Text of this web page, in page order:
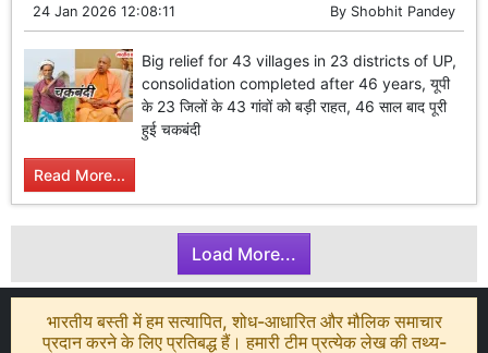
24 Jan 2026 12:08:11 By Shobhit Pandey
Big relief for 43 villages in 23 districts of UP,
consolidation completed after 46 years, यूपी
के 23 जिलों के 43 गांवों को बड़ी राहत, 46 साल बाद पूरी
हुई चकबंदी
Read More...
Load More...
भारतीय बस्ती में हम सत्यापित, शोध-आधारित और मौलिक समाचार
प्रदान करने के लिए प्रतिबद्ध हैं। हमारी टीम प्रत्येक लेख की तथ्य-